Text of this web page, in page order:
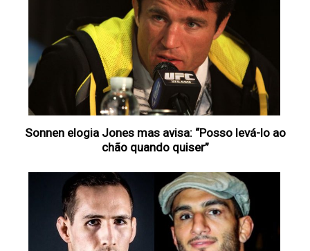
Sonnen elogia Jones mas avisa: “Posso levá-lo ao
chão quando quiser”